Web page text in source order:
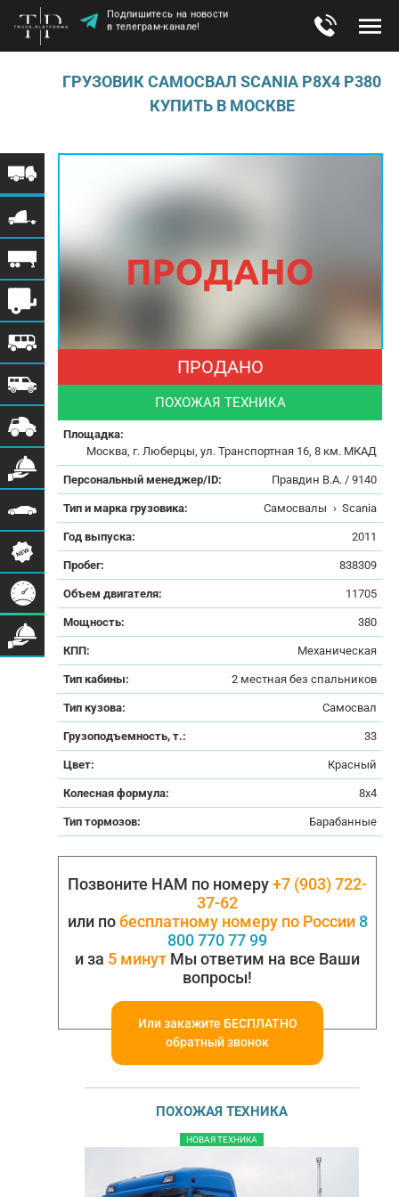
Подпишитесь на новости
в телеграм-канале!
ГРУЗОВИК САМОСВАЛ SCANIA P8Х4 P380
КУПИТЬ В МОСКВЕ
ПРОДАНО
ПОХОЖАЯ ТЕХНИКА
Площадка:
Москва, г. Люберцы, ул. Транспортная 16, 8 км. МКАД
Персональный менеджер/ID: Правдин В.А. / 9140
Тип и марка грузовика: Самосвалы › Scania
Год выпуска: 2011
Пробег: 838309
Объем двигателя: 11705
Мощность: 380
КПП: Механическая
Тип кабины: 2 местная без спальников
Тип кузова: Самосвал
Грузоподъемность, т.: 33
Цвет: Красный
Колесная формула: 8х4
Тип тормозов: Барабанные
Позвоните НАМ по номеру+7 (903) 722-
37-62
или побесплатному номеру по России 8
800 770 77 99
и за 5 минут Мы ответим на все Ваши
вопросы!
Или закажите БЕСПЛАТНО
обратный звонок
ПОХОЖАЯ ТЕХНИКА
НОВАЯ ТЕХНИКА